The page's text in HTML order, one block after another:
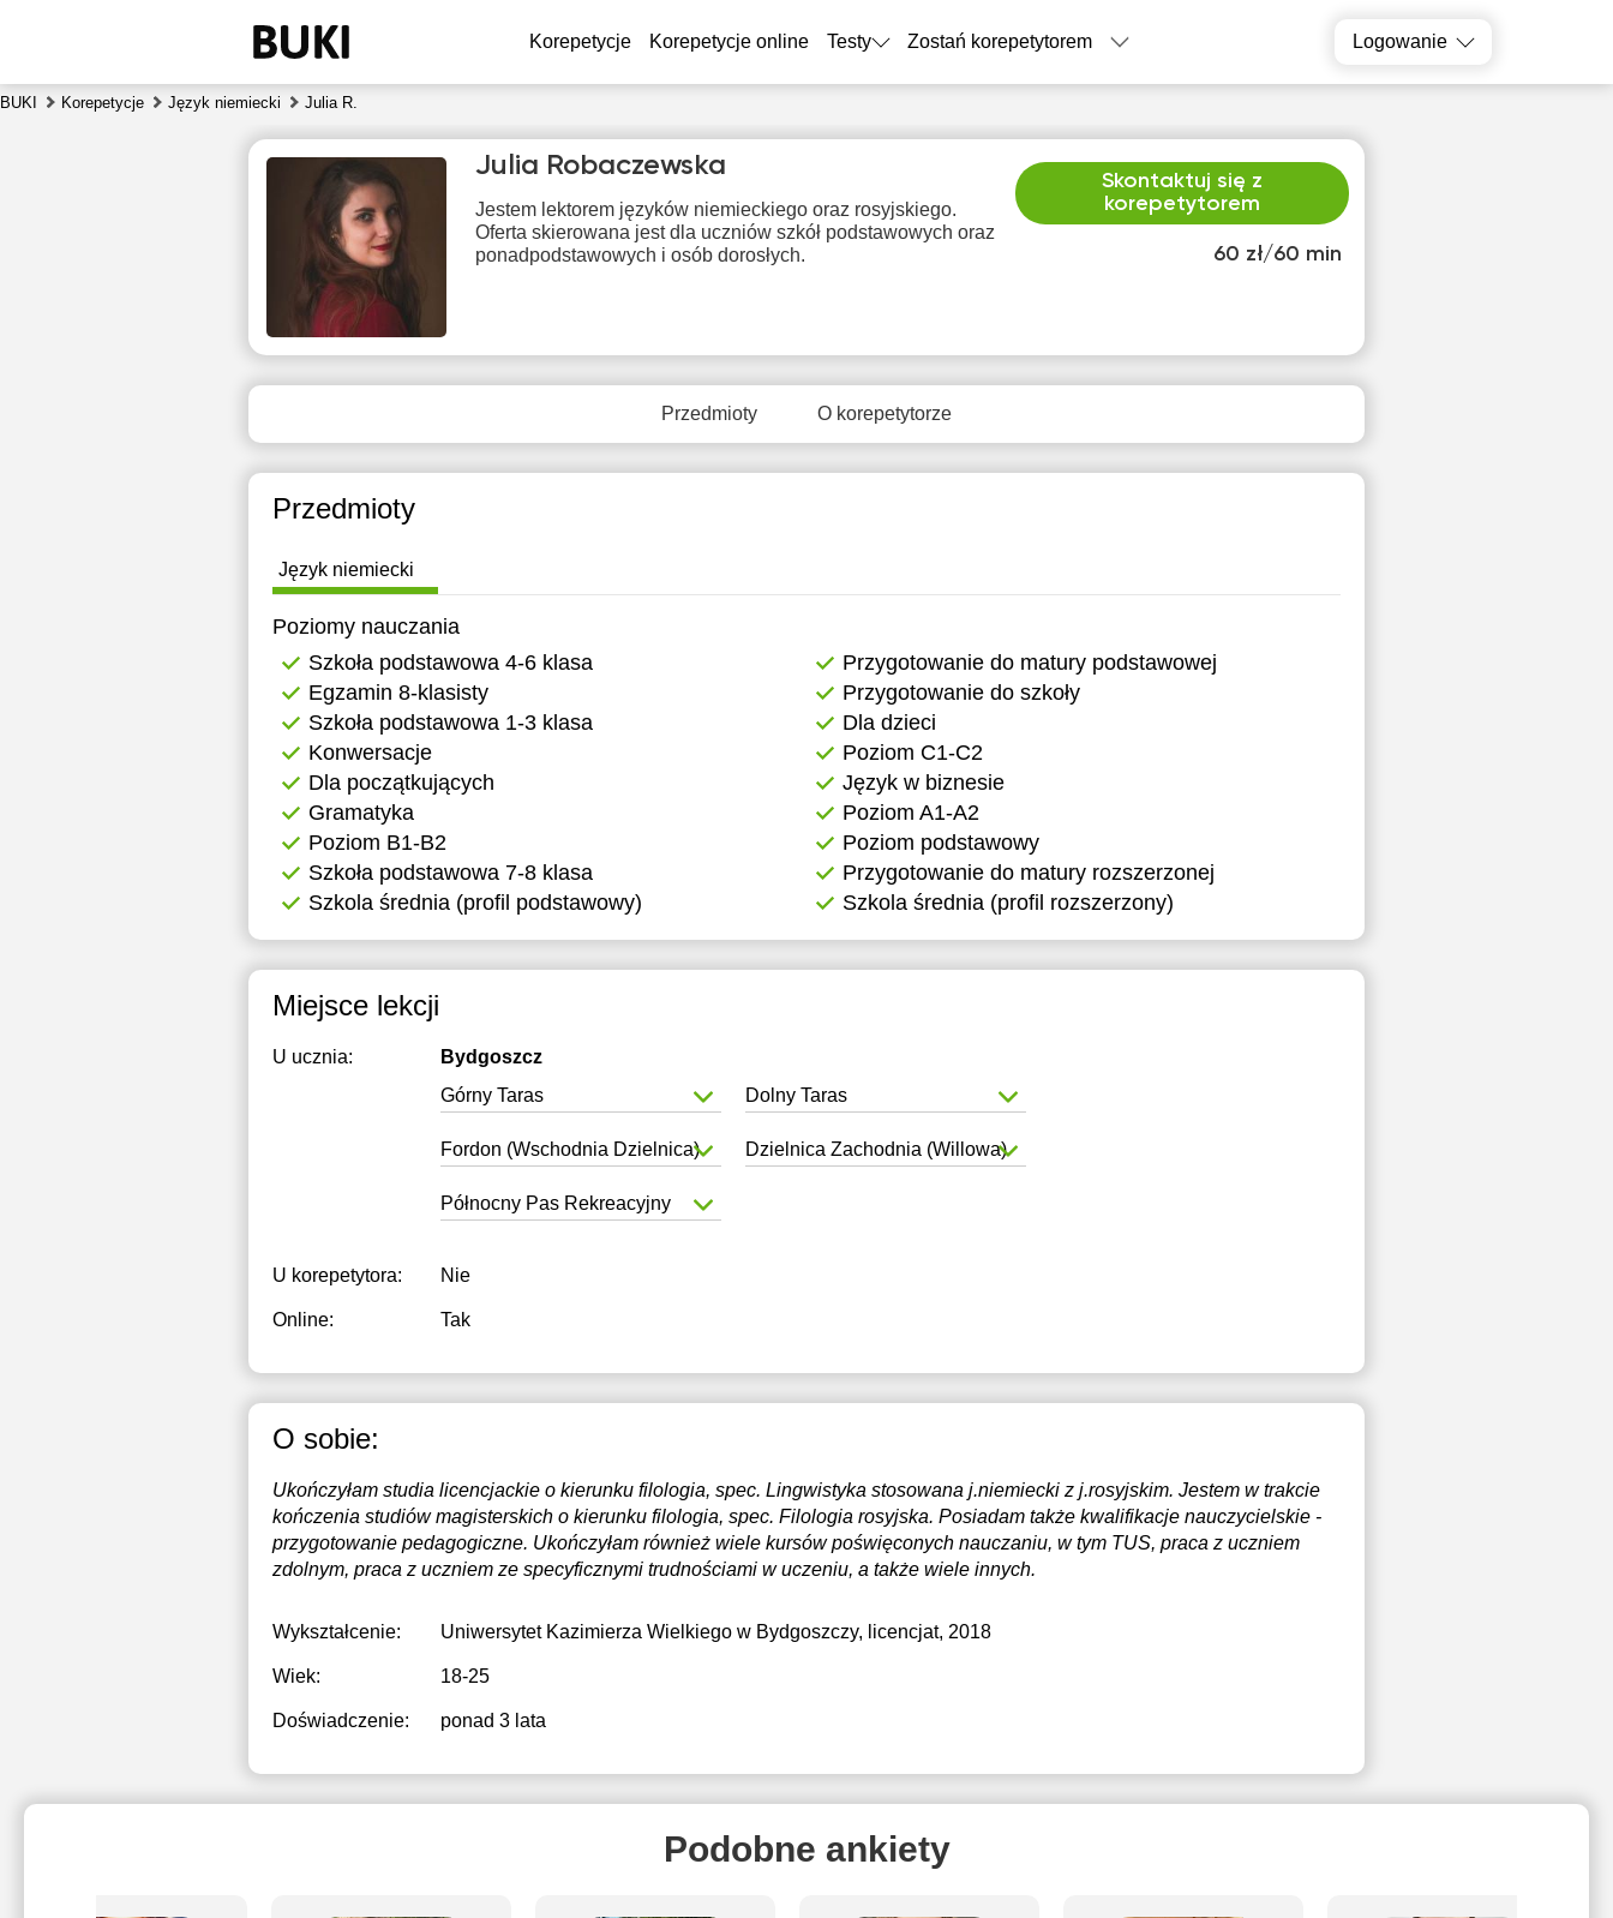
Korepetycje Korepetycje online Testy Zostań korepetytorem Logowanie
BUKI Korepetycje Język niemiecki Julia R.
60 zł/60 min
Skontaktuj się z
korepetytorem
Julia Robaczewska
Jestem lektorem języków niemieckiego oraz rosyjskiego.
Oferta skierowana jest dla uczniów szkół podstawowych oraz
ponadpodstawowych i osób dorosłych.
Przedmioty O korepetytorze
Przedmioty
Język niemiecki
Poziomy nauczania
Szkoła podstawowa 4-6 klasa
Przygotowanie do matury podstawowej
Egzamin 8-klasisty
Przygotowanie do szkoły
Szkoła podstawowa 1-3 klasa
Dla dzieci
Konwersacje
Poziom C1-C2
Dla początkujących
Język w biznesie
Gramatyka
Poziom A1-A2
Poziom B1-B2
Poziom podstawowy
Szkoła podstawowa 7-8 klasa
Przygotowanie do matury rozszerzonej
Szkola średnia (profil podstawowy)
Szkola średnia (profil rozszerzony)
Miejsce lekcji
U ucznia:
Bydgoszcz
Górny Taras
Dolny Taras
Fordon (Wschodnia Dzielnica) Dzielnica Zachodnia (Willowa)
Północny Pas Rekreacyjny
U korepetytora: Nie
Online: Tak
O sobie:
Ukończyłam studia licencjackie o kierunku filologia, spec. Lingwistyka stosowana j.niemiecki z j.rosyjskim. Jestem w trakcie
kończenia studiów magisterskich o kierunku filologia, spec. Filologia rosyjska. Posiadam także kwalifikacje nauczycielskie -
przygotowanie pedagogiczne. Ukończyłam również wiele kursów poświęconych nauczaniu, w tym TUS, praca z uczniem
zdolnym, praca z uczniem ze specyficznymi trudnościami w uczeniu, a także wiele innych.
Wykształcenie: Uniwersytet Kazimierza Wielkiego w Bydgoszczy, licencjat, 2018
Wiek: 18-25
Doświadczenie: ponad 3 lata
Podobne ankiety
sob
8
9
10
11
12
13
14
dostępnych
dostępnych
Brak
dostępnych
Brak
dostępnych
Brak
dostępnych
dostępnych
dostępnych